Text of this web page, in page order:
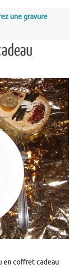
une gravure
en coffret cadeau